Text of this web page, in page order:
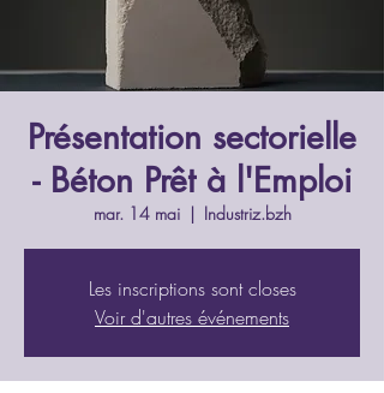
Présentation sectorielle
- Béton Prêt à l'Emploi
mar. 14 mai
  |
Industriz.bzh
Les inscriptions sont closes
Voir d'autres événements